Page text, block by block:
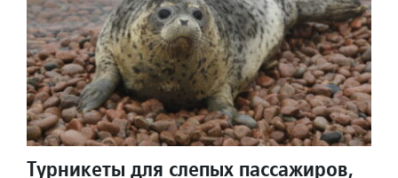
Турникеты для слепых пассажиров,